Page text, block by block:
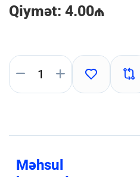
Qiymət: 4.00₼
Məhsul